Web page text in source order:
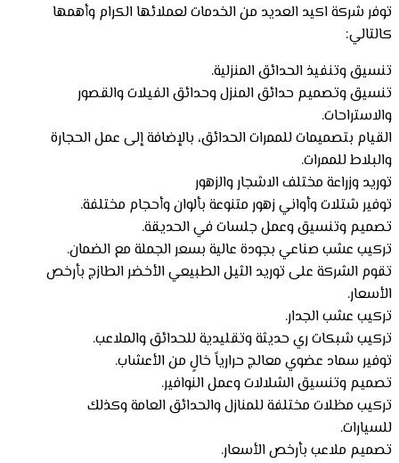
توفر شركة اكيد العديد من الخدمات لعملائها الكرام وأهمها
كالتالي:
تنسيق وتنفيذ الحدائق المنزلية.
تنسيق وتصميم حدائق المنزل وحدائق الفيلات والقصور
والاستراحات.
القيام بتصميمات للممرات الحدائق، بالإضافة إلى عمل الحجارة
والبلاط للممرات.
توريد وزراعة مختلف الاشجار والزهور
توفير شتلات وأواني زهور متنوعة بألوان وأحجام مختلفة.
تصميم وتنسيق وعمل جلسات في الحديقة.
تركيب عشب صناعي بجودة عالية بسعر الجملة مع الضمان.
تقوم الشركة على توريد الثيل الطبيعي الأخضر الطازج بأرخص
الأسعار.
تركيب عشب الجدار.
تركيب شبكات ري حديثة وتقليدية للحدائق والملاعب.
توفير سماد عضوي معالج حرارياً خالٍ من الأعشاب.
تصميم وتنسيق الشلالات وعمل النوافير.
تركيب مظلات مختلفة للمنازل والحدائق العامة وكذلك
للسيارات.
تصميم ملاعب بأرخص الأسعار.